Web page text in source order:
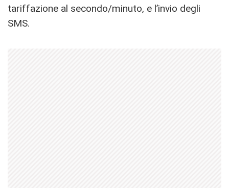
tariffazione al secondo/minuto, e l’invio degli
SMS.